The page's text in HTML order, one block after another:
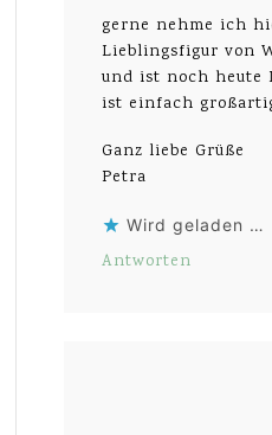
gerne nehme ich
Lieblingsfigur von
und ist noch heute
ist einfach
Ganz liebe Grüße
Petra
Wird geladen …
Antworten